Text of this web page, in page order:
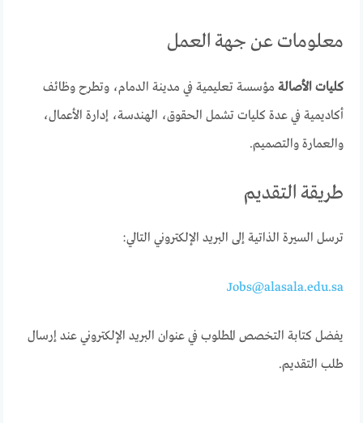
معلومات عن جهة العمل
كليات الأصالة مؤسسة تعليمية في مدينة الدمام، وتطرح وظائف
أكاديمية في عدة كليات تشمل الحقوق، الهندسة، إدارة الأعمال،
والعمارة والتصميم.
طريقة التقديم
ترسل السيرة الذاتية إلى البريد الإلكتروني التالي:
Jobs@alasala.edu.sa
يفضل كتابة التخصص المطلوب في عنوان البريد الإلكتروني عند إرسال
طلب التقديم.